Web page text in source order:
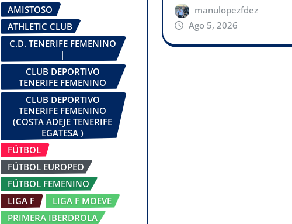
AMISTOSO
ATHLETIC CLUB
C.D. TENERIFE FEMENINO
|
CLUB DEPORTIVO
TENERIFE FEMENINO
CLUB DEPORTIVO
TENERIFE FEMENINO
(COSTA ADEJE TENERIFE
EGATESA )
FÚTBOL
FÚTBOL EUROPEO
FÚTBOL FEMENINO
LIGA F
LIGA F MOEVE
PRIMERA IBERDROLA
manulopezfdez
Ago 5, 2026